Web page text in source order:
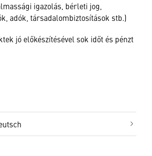
igazolás, bérleti jog,
adók, társadalombiztosítások stb.)
jó előkészítésével sok időt és pénzt